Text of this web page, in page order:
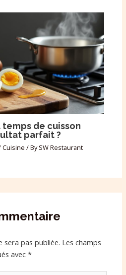
temps de cuisson
parfait ?
Cuisine / BySW Restaurant
sera pas publiée. Les champs
avec*